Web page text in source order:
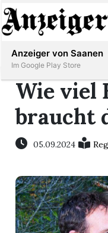
Wie viel
braucht
05.09.2024
Anzeiger von Saanen
Im Google Play Store